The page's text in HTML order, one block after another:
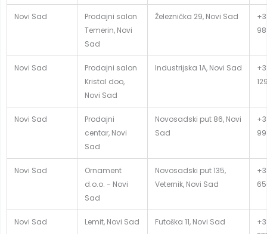
Novi Sad
Prodajni salon
Temerin, Novi
Sad
Železnička 29, Novi Sad
Novi Sad
Prodajni salon
Kristal doo,
Novi Sad
Industrijska 1A, Novi Sad
Novi Sad
Prodajni
centar, Novi
Sad
Novosadski put 86, Novi
Sad
Novi Sad
Ornament
d.o.o. - Novi
Sad
Novosadski put 135,
Veternik, Novi Sad
Novi Sad Lemit, Novi Sad Futoška 11, Novi Sad